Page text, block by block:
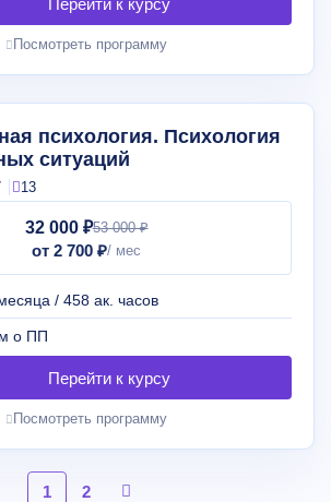
Посмотреть программу
психология. Психология
ситуаций
13
32 000 ₽53 000 ₽
от 2 700 ₽
/ 458 ак. часов
о ПП
Посмотреть программу
1 2